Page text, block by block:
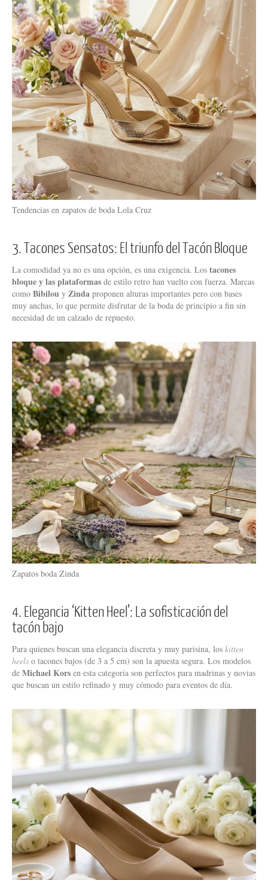
Tendencias en zapatos de boda Lola Cruz
3. Tacones Sensatos: El triunfo del Tacón Bloque
La comodidad ya no es una opción, es una exigencia. Los tacones
bloque y las plataformas de estilo retro han vuelto con fuerza. Marcas
como Bibilou y Zinda proponen alturas importantes pero con bases
muy anchas, lo que permite disfrutar de la boda de principio a fin sin
necesidad de un calzado de repuesto.
Zapatos boda Zinda
4. Elegancia ‘Kitten Heel’: La sofisticación del
tacón bajo
Para quienes buscan una elegancia discreta y muy parisina, los kitten
heels o tacones bajos (de 3 a 5 cm) son la apuesta segura. Los modelos
de Michael Kors en esta categoría son perfectos para madrinas y novias
que buscan un estilo refinado y muy cómodo para eventos de día.